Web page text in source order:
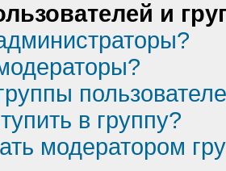
и
в группу?
модератором